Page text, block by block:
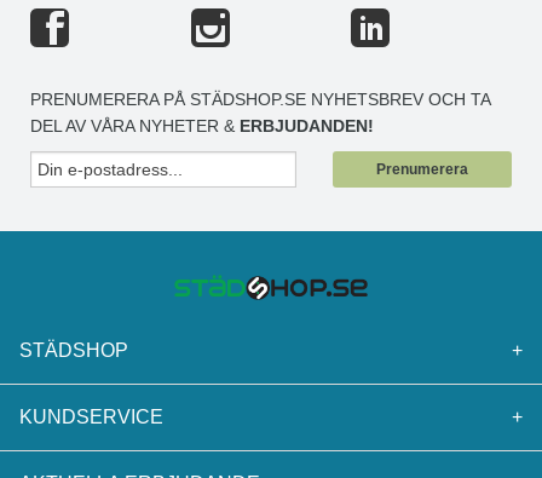
PRENUMERERA PÅ STÄDSHOP.SE NYHETSBREV OCH TA
DEL AV VÅRA NYHETER & ERBJUDANDEN!
Prenumerera
STÄDSHOP +
KUNDSERVICE +